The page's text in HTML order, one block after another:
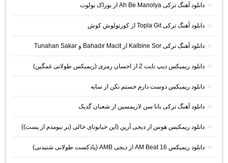
دانلود آهنگ ترکی Ah Be Manolya از بوراک بولوت
دانلود آهنگ ترکی Topla Git از کورتولوش کوش
دانلود آهنگ ترکی Kalbine Sor از Bahadır Macit و Tunahan Sakar
دانلود ریمیکس دیپ نایت 2 از احسان رمزی (ریمیکس طولانی غمگین)
دانلود ریمیکس دوست دارم خستم نکن از سایه
دانلود آهنگ ترکی بانا سن لازیمسین از شعبان گدیک
دانلود ریمکیس هوس از دیجی آرین (این خیابونای خالی (بر نیومدم از پست))
دانلود ریمیکس AM Beat 16 از دیجی AMB (پادکست طولانی شنیدنی)